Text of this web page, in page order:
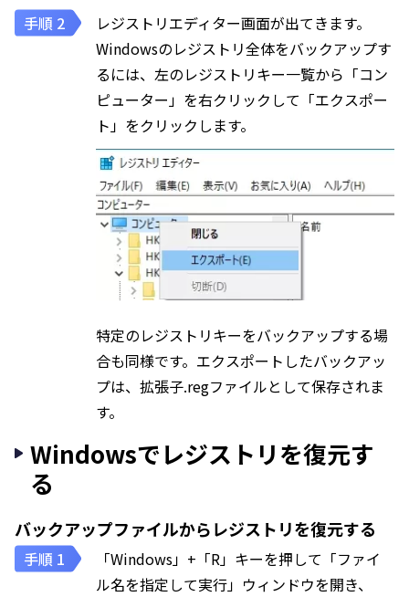
レジストリエディター画面が出てきます。
Windowsのレジストリ全体をバックアップす
るには、左のレジストリキー一覧から「コン
ピューター」を右クリックして「エクスポー
ト」をクリックします。
特定のレジストリキーをバックアップする場
合も同様です。エクスポートしたバックアッ
プは、拡張子.regファイルとして保存されま
す。
Windowsでレジストリを復元す
る
バックアップファイルからレジストリを復元する
「Windows」+「R」キーを押して「ファイ
ル名を指定して実行」ウィンドウを開き、